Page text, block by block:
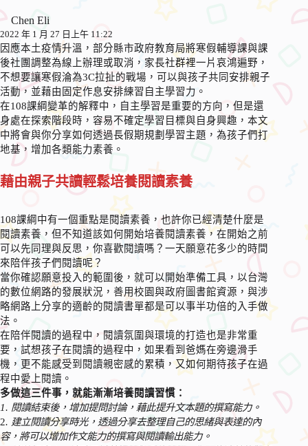
Chen Eli
2022 年 1 月 27 日上午 11:22
因應本土疫情升溫，部分縣市政府教育局將寒假輔導課與課
後社團調整為線上辦理或取消，家長社群裡一片哀鴻遍野，
不想要讓寒假淪為3C拉扯的戰場，可以與孩子共同安排親子
活動，並藉由固定作息安排練習自主學習力。
在108課綱變革的解釋中，自主學習是重要的方向，但是還
身處在探索階段時，容易不確定學習目標與自身興趣，本文
中將會與你分享如何透過長假期規劃學習主題，為孩子們打
地基，增加各類能力素養。
藉由親子共讀輕鬆培養閱讀素養
108課綱中有一個重點是閱讀素養，也許你已經清楚什麼是
閱讀素養，但不知道該如何開始培養閱讀素養，在開始之前
可以先同理與反思，你喜歡閱讀嗎？一天願意花多少的時間
來陪伴孩子們閱讀呢？
當你確認願意投入的範圍後，就可以開始準備工具，以台灣
的數位網路的發展狀況，善用校園與政府圖書館資源，與涉
略網路上分享的適齡的閱讀書單都是可以事半功倍的入手做
法。
在陪伴閱讀的過程中，閱讀氛圍與環境的打造也是非常重
要，試想孩子在閱讀的過程中，如果看到爸媽在旁邊滑手
機，更不能感受到閱讀親密感的累積，又如何期待孩子在過
程中愛上閱讀。
多做這三件事，就能漸漸培養閱讀習慣：
1. 閱讀結束後，增加提問討論，藉此提升文本題的撰寫能力。
2. 建立閱讀分享時光，透過分享去整理自己的思緒與表達的內
容，將可以增加作文能力的撰寫與閱讀輸出能力。